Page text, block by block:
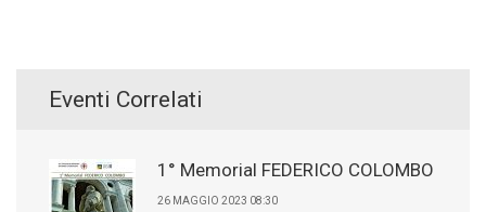
Eventi Correlati
1° Memorial FEDERICO COLOMBO
26 MAGGIO 2023 08:30